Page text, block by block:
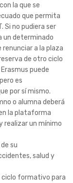
la que se
que permita
Si no pudiera ser
un determinado
a la plaza
de otro ciclo
puede
es
por sí mismo.
o alumna deberá
la plataforma
realizar un mínimo
su
salud y
ciclo formativo para